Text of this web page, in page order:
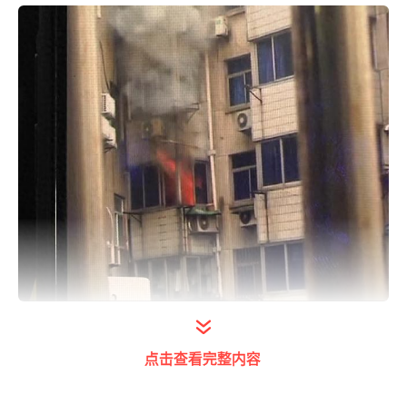
打开今日头条查看图片详情
瑞祥集团员工 谷玉和：三点半的时候，我们听
点击查看完整内容